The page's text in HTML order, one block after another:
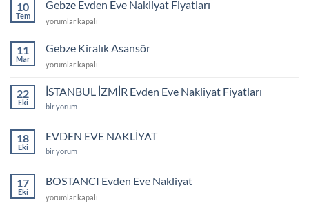
için
taşımacılık
için
10
Tem
Gebze Evden Eve Nakliyat Fiyatları
Gebze
Eve
Nakliyat
Fiyatları
yorumlar kapalı
11
Mar
Gebze Kiralık Asansör
Gebze
Asansör
için
yorumlar kapalı
22
Eki
İSTANBUL İZMİR Evden Eve Nakliyat Fiyatları
İSTANBUL
Eve
Nakliyat
Fiyatları
bir yorum
18
Eki
EVDEN EVE NAKLİYAT
EVDEN
için
bir yorum
17
Eki
BOSTANCI Evden Eve Nakliyat
BOSTANCI
yorumlar kapalı